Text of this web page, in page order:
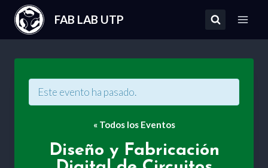
Saltar
contenido
FAB LAB UTP
Este evento ha pasado.
« Todos los Eventos
Diseño y Fabricación